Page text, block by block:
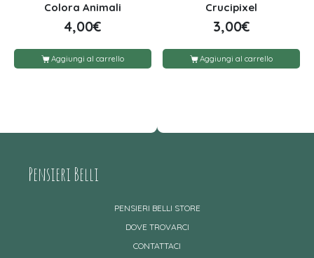
Colora Animali
4,00€
Aggiungi al carrello
Crucipixel
3,00€
Aggiungi al carrello
Pensieri Belli
PENSIERI BELLI STORE
DOVE TROVARCI
CONTATTACI